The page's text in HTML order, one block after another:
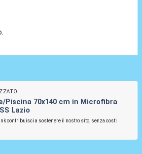
Piscina 70x140 cm in Microfibra
Lazio
contribuisci a sostenere il nostro sito, senza costi